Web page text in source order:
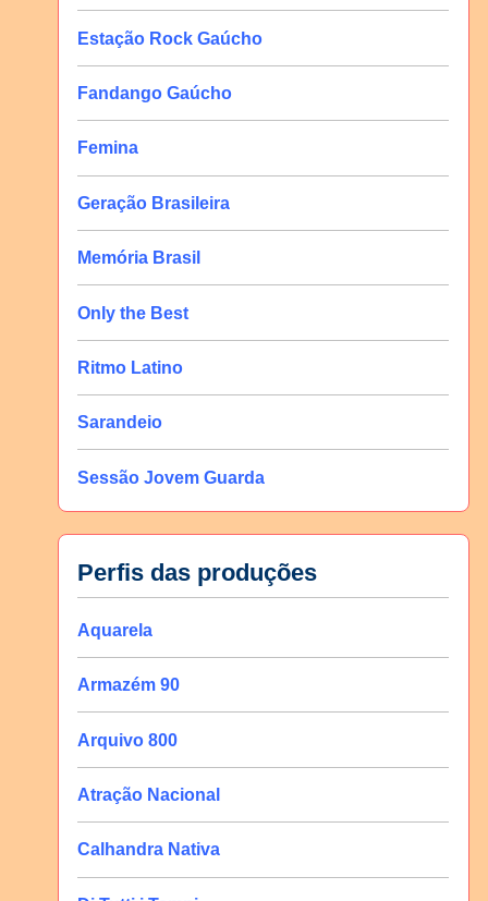
Estação Rock Gaúcho
Fandango Gaúcho
Femina
Geração Brasileira
Memória Brasil
Only the Best
Ritmo Latino
Sarandeio
Sessão Jovem Guarda
Perfis das produções
Aquarela
Armazém 90
Arquivo 800
Atração Nacional
Calhandra Nativa